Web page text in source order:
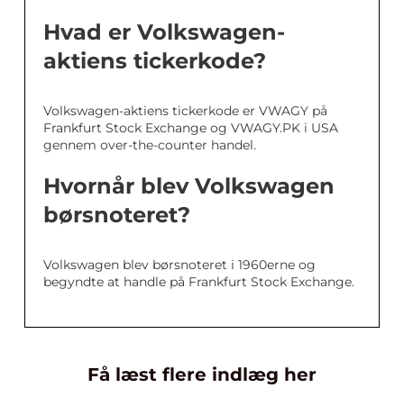
Hvad er Volkswagen-
aktiens tickerkode?
Volkswagen-aktiens tickerkode er VWAGY på
Frankfurt Stock Exchange og VWAGY.PK i USA
gennem over-the-counter handel.
Hvornår blev Volkswagen
børsnoteret?
Volkswagen blev børsnoteret i 1960erne og
begyndte at handle på Frankfurt Stock Exchange.
Få læst flere indlæg her